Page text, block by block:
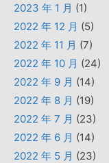
2023 年 1 月 (1)
2022 年 12 月 (5)
2022 年 11 月 (7)
2022 年 10 月 (24)
2022 年 9 月 (14)
2022 年 8 月 (19)
2022 年 7 月 (23)
2022 年 6 月 (14)
2022 年 5 月 (23)